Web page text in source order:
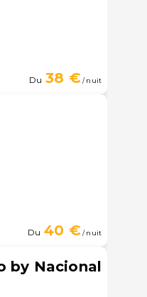
Du 38 €/ nuit
Du 40 €/ nuit
by Nacional